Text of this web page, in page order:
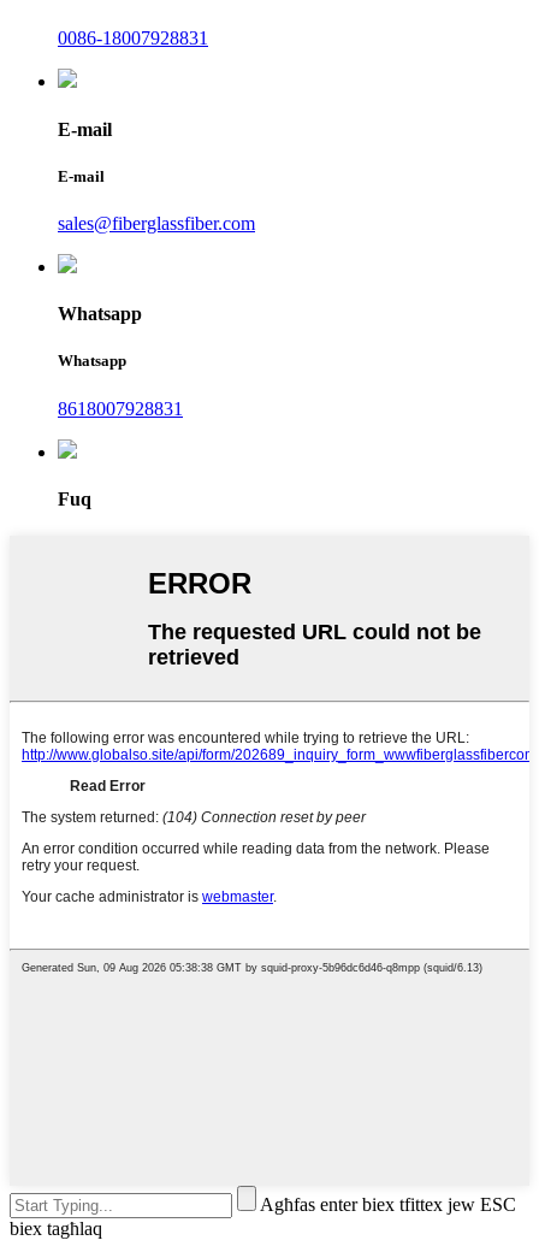
0086-18007928831
E-mail
E-mail
sales@fiberglassfiber.com
Whatsapp
Whatsapp
8618007928831
Fuq
Agħfas enter biex tfittex jew ESC
biex tagħlaq